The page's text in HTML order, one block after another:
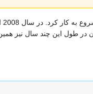
طول این چند سال نیز